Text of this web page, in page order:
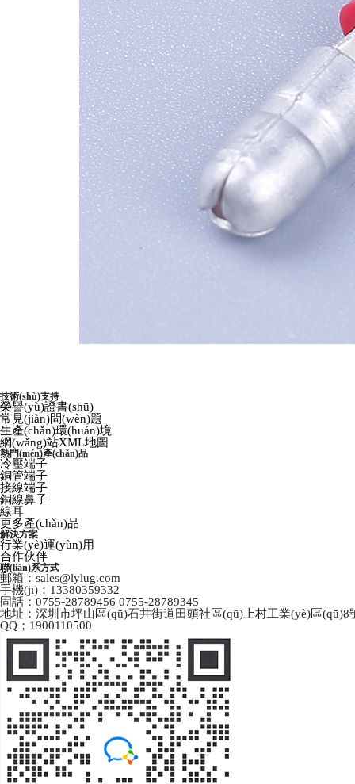
技術(shù)支持
榮譽(yù)證書(shū)
常見(jiàn)問(wèn)題
生產(chǎn)環(huán)境
網(wǎng)站XML地圖
熱門(mén)產(chǎn)品
冷壓端子
銅管端子
接線端子
銅線鼻子
線耳
更多產(chǎn)品
解決方案
行業(yè)運(yùn)用
合作伙伴
聯(lián)系方式
郵箱：sales@lylug.com
手機(jī)：13380359332
固話：0755-28789456 0755-28789345
地址：深圳市坪山區(qū)石井街道田頭社區(qū)上村工業(yè)區(qū)8
QQ；1900110500